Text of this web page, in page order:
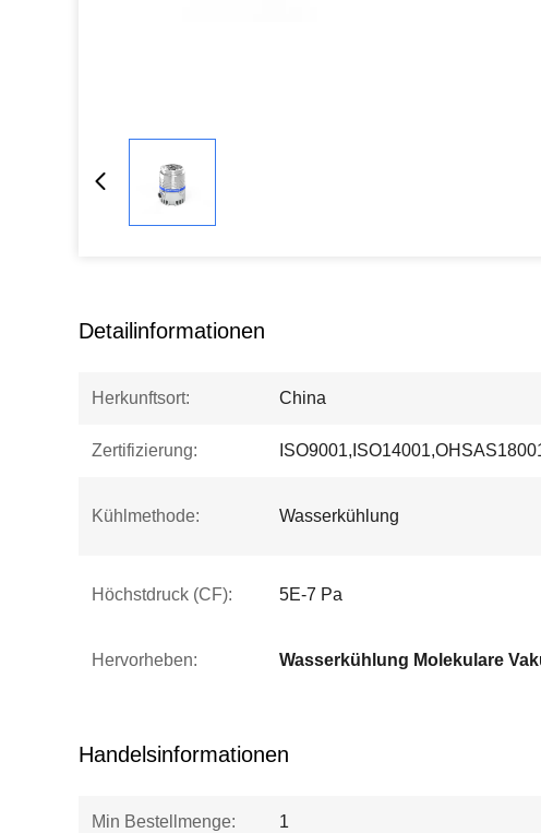
Detailinformationen
Herkunftsort: China
Zertifizierung:
Kühlmethode: Wasserkühlung
Höchstdruck (CF): 5E-7 Pa
Hervorheben:
Handelsinformationen
Min Bestellmenge: 1